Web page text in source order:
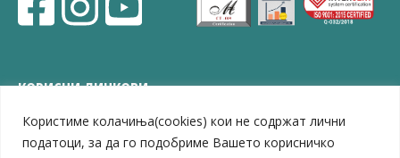
Користиме колачиња(cookies) кои не содржат лични
податоци, за да го подобриме Вашето корисничко
КОРИСНИ ЛИНКОВИ
ЗЕЛС – Заедница на единиците на локална самоуправа
Центар за развој на Вардарски плански регион